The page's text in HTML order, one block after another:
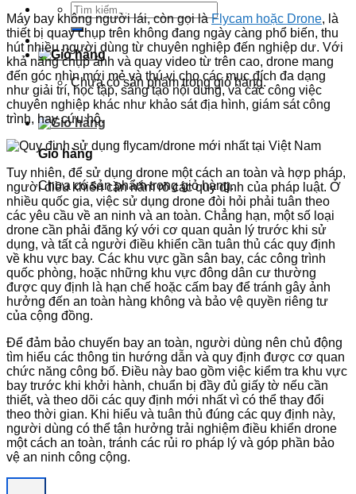
Tìm
kiếm:
Chưa có sản phẩm trong giỏ hàng.
Giỏ hàng
Chưa có sản phẩm trong giỏ hàng.
Máy bay không người lái, còn gọi làFlycam hoặc Drone, là
thiết bị quay chụp trên không đang ngày càng phổ biến, thu
hút nhiều người dùng từ chuyên nghiệp đến nghiệp dư. Với
khả năng chụp ảnh và quay video từ trên cao, drone mang
đến góc nhìn mới mẻ và thú vị cho các mục đích đa dạng
như giải trí, học tập, sáng tạo nội dung, và các công việc
chuyên nghiệp khác như khảo sát địa hình, giám sát công
trình, hay cứu hộ.
Tuy nhiên, để sử dụng drone một cách an toàn và hợp pháp,
người điều khiển cần nắm rõ các quy định của pháp luật. Ở
nhiều quốc gia, việc sử dụng drone đòi hỏi phải tuân theo
các yêu cầu về an ninh và an toàn. Chẳng hạn, một số loại
drone cần phải đăng ký với cơ quan quản lý trước khi sử
dụng, và tất cả người điều khiển cần tuân thủ các quy định
về khu vực bay. Các khu vực gần sân bay, các công trình
quốc phòng, hoặc những khu vực đông dân cư thường
được quy định là hạn chế hoặc cấm bay để tránh gây ảnh
hưởng đến an toàn hàng không và bảo vệ quyền riêng tư
của cộng đồng.
Để đảm bảo chuyến bay an toàn, người dùng nên chủ động
tìm hiểu các thông tin hướng dẫn và quy định được cơ quan
chức năng công bố. Điều này bao gồm việc kiểm tra khu vực
bay trước khi khởi hành, chuẩn bị đầy đủ giấy tờ nếu cần
thiết, và theo dõi các quy định mới nhất vì có thể thay đổi
theo thời gian. Khi hiểu và tuân thủ đúng các quy định này,
người dùng có thể tận hưởng trải nghiệm điều khiển drone
một cách an toàn, tránh các rủi ro pháp lý và góp phần bảo
vệ an ninh công cộng.